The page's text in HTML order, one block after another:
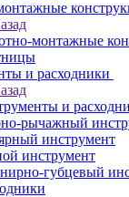
монтажные
и расходники
и
рычажный
инструмент
инструмент
губцевый